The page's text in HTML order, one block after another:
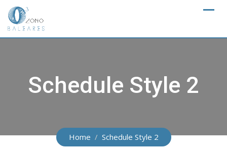
content
Schedule Style 2
Home Schedule Style 2